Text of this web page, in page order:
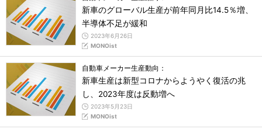
新車のグローバル生産が前年同月比14.5％増、
半導体不足が緩和
2023年6月26日
MONOist
自動車メーカー生産動向：
新車生産は新型コロナからようやく復活の兆
し、2023年度は反動増へ
2023年5月23日
MONOist